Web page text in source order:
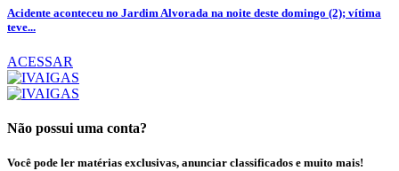
Acidente aconteceu no Jardim Alvorada na noite deste domingo (2); vítima
teve...
ACESSAR
Não possui uma conta?
Você pode ler matérias exclusivas, anunciar classificados e muito mais!